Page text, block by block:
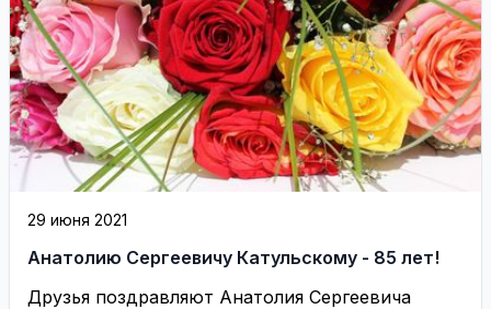
29 июня 2021
Анатолию Сергеевичу Катульскому - 85 лет!
Друзья поздравляют Анатолия Сергеевича